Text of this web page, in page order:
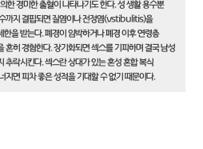
한 경미한 출혈이 나타나기도 한다. 성 생활 용수뿐
까지 결핍되면 질염이나 전정염(vstibulitis)을
한을 받는다. 폐경이 임박하거나 폐경 이후 연령층
흔히 경험한다. 장기화되면 섹스를 기피하며 결국 남성
추락시킨다. 섹스란 상대가 있는 혼성 혼합 복식
지면 피차 좋은 성적을 기대할 수 없기 때문이다.